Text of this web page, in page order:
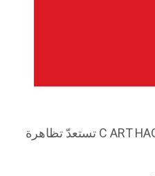
تستعدّ تظاهرة C ART HAGE لافتتاح دورتها الجديدة ببرنامج ثري ومتنوّع يجمع بين الفنون التشكيلية والمسرح وصناعة الصورة، وذلك من 26 إلى 29 مارس 2026 بفضاء “نزل إفريقيا”،